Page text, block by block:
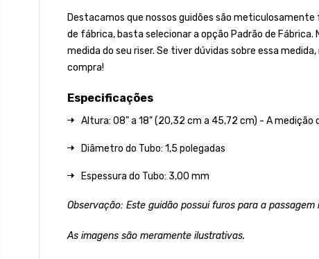
Destacamos que nossos guidões são
de fábrica, basta selecionar a opção Padrão de
medida do seu riser. Se tiver dúvidas sobre essa
compra!
Especificações
Altura: 08" a 18" (20,32 cm a 45,72 cm) - A
Diâmetro do Tubo: 1,5 polegadas
Espessura do Tubo: 3,00 mm
Observação: Este guidão possui furos para a
As imagens são meramente ilustrativas.